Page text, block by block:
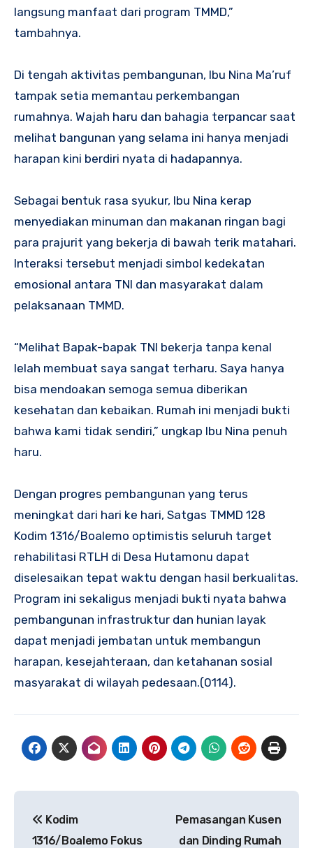
langsung manfaat dari program TMMD,”
tambahnya.
Di tengah aktivitas pembangunan, Ibu Nina Ma’ruf
tampak setia memantau perkembangan
rumahnya. Wajah haru dan bahagia terpancar saat
melihat bangunan yang selama ini hanya menjadi
harapan kini berdiri nyata di hadapannya.
Sebagai bentuk rasa syukur, Ibu Nina kerap
menyediakan minuman dan makanan ringan bagi
para prajurit yang bekerja di bawah terik matahari.
Interaksi tersebut menjadi simbol kedekatan
emosional antara TNI dan masyarakat dalam
pelaksanaan TMMD.
“Melihat Bapak-bapak TNI bekerja tanpa kenal
lelah membuat saya sangat terharu. Saya hanya
bisa mendoakan semoga semua diberikan
kesehatan dan kebaikan. Rumah ini menjadi bukti
bahwa kami tidak sendiri,” ungkap Ibu Nina penuh
haru.
Dengan progres pembangunan yang terus
meningkat dari hari ke hari, Satgas TMMD 128
Kodim 1316/Boalemo optimistis seluruh target
rehabilitasi RTLH di Desa Hutamonu dapat
diselesaikan tepat waktu dengan hasil berkualitas.
Program ini sekaligus menjadi bukti nyata bahwa
pembangunan infrastruktur dan hunian layak
dapat menjadi jembatan untuk membangun
harapan, kesejahteraan, dan ketahanan sosial
masyarakat di wilayah pedesaan.(0114).
pos
Kodim
1316/Boalemo Fokus
Pemasangan Kusen
dan Dinding Rumah